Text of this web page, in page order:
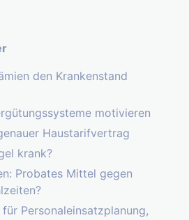
den Krankenstand
motivieren
Haustarifvertrag
krank?
Probates Mittel gegen
Personaleinsatzplanung,